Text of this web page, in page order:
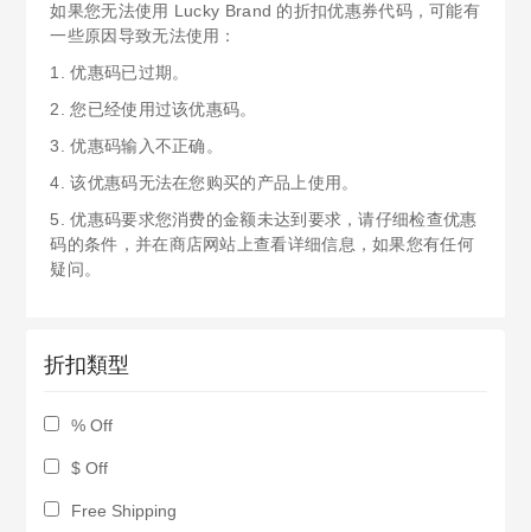
如果您无法使用 Lucky Brand 的折扣优惠券代码，可能有
一些原因导致无法使用：
1. 优惠码已过期。
2. 您已经使用过该优惠码。
3. 优惠码输入不正确。
4. 该优惠码无法在您购买的产品上使用。
5. 优惠码要求您消费的金额未达到要求，请仔细检查优惠
码的条件，并在商店网站上查看详细信息，如果您有任何
疑问。
折扣類型
% Off
$ Off
Free Shipping